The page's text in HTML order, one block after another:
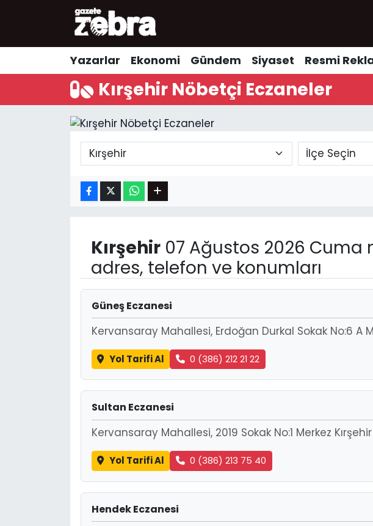
Yazarlar Ekonomi Gündem Siyaset Resmi
Kırşehir Nöbetçi Eczaneler
Kırşehir07 Ağustos 2026 Cuma
adres, telefon ve konumları
Güneş Eczanesi
Kervansaray Mahallesi, Erdoğan Durkal Sokak No:6 A
Yol Tarifi Al 0 (386) 212 21 22
Sultan Eczanesi
Kervansaray Mahallesi, 2019 Sokak No:1 Merkez Kırşehir
Yol Tarifi Al 0 (386) 213 75 40
Hendek Eczanesi
Yazarlar
Ekonomi
Kültür-Sanat
Nöbetçi Eczaneler
Hava Durumu
Trafik Durumu
Süper Lig Puan Durumu ve Fikstür
Son Dakika Haberleri